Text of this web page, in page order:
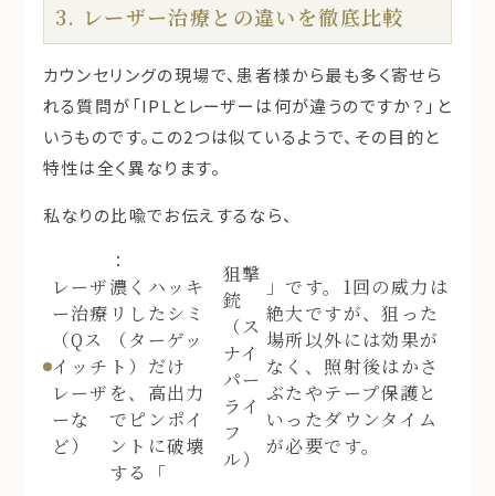
3. レーザー治療との違いを徹底比較
カウンセリングの現場で、患者様から最も多く寄せら
れる質問が「IPLとレーザーは何が違うのですか？ 」と
いうものです。この2つは似ているようで、その目的と
特性は全く異なります。
私なりの比喩でお伝えするなら、
レーザ
ー治療
（Qス
イッチ
レーザ
ーな
ど）
：
濃くハッキ
リしたシミ
（ターゲッ
ト）だけ
を、高出力
でピンポイ
ントに破壊
する「
狙撃
銃
（ス
ナイ
パー
ライ
フ
ル）
」です。1回の威力は
絶大ですが、狙った
場所以外には効果が
なく、照射後はかさ
ぶたやテープ保護と
いったダウンタイム
が必要です。